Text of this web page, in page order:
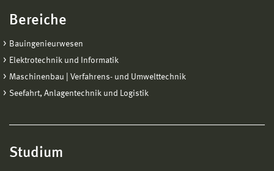
Bereiche
Bauingenieurwesen
Elektrotechnik und Informatik
Maschinenbau | Verfahrens- und Umwelttechnik
Seefahrt, Anlagentechnik und Logistik
Studium